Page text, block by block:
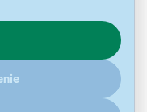
reklám.
nás s cookies a